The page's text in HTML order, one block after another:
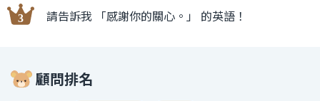
請告訴我 「感謝你的關心。」 的英語！
顧問排名